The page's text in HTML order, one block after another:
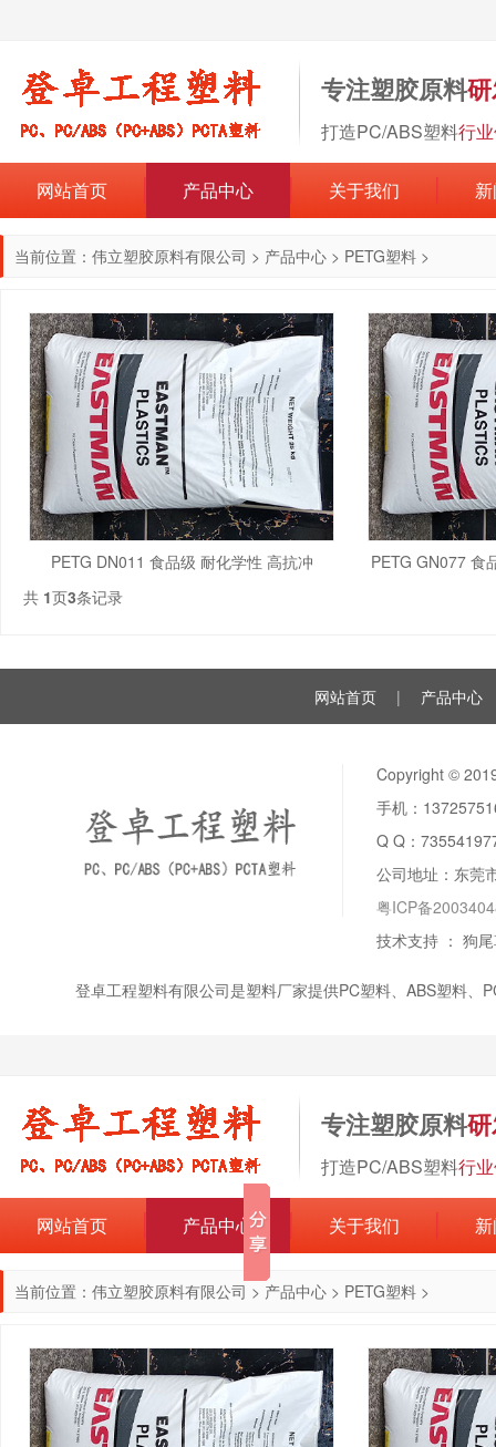
专注塑胶原料
打造PC/ABS塑料行
网站首页 产品中心 关于我们
当前位置： 伟立塑胶原料有限公司 > 产品中心 > PETG塑料 >
PETG DN011 食品级 耐化学性 高抗冲
PETG GN077 食
共 1页3条记录
网站首页 | 产品中心
Copyright ©
手机：
Q Q：
公司地址：东莞
粤ICP备
技术支持 ： 狗
登卓工程塑料有限公司是塑料厂家提供PC塑料、 ABS塑料、
专注塑胶原料
打造PC/ABS塑料行
网站首页 产品中心 关于我们
当前位置： 伟立塑胶原料有限公司 > 产品中心 > PETG塑料 >